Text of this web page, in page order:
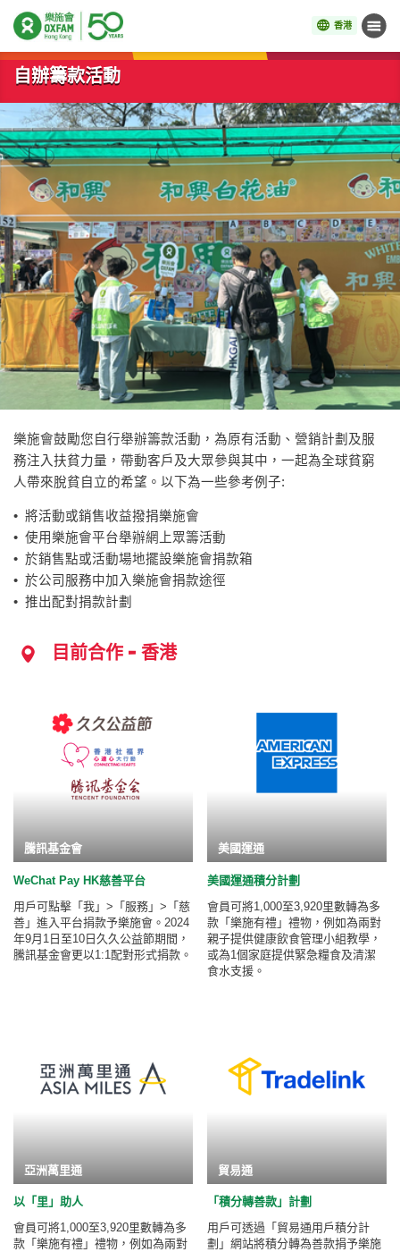
香港 目錄
開始主要內容
自辦籌款活動
樂施會鼓勵您自行舉辦籌款活動，為原有活動、營銷計劃及服
務注入扶貧力量，帶動客戶及大眾參與其中，一起為全球貧窮
人帶來脫貧自立的希望。以下為一些參考例子:
• 將活動或銷售收益撥捐樂施會
• 使用樂施會平台舉辦網上眾籌活動
• 於銷售點或活動場地擺設樂施會捐款箱
• 於公司服務中加入樂施會捐款途徑
• 推出配對捐款計劃
目前合作 - 香港
騰訊基金會
WeChat Pay HK慈善平台
用戶可點擊「我」>「服務」>「慈
善」進入平台捐款予樂施會。2024
年9月1日至10日久久公益節期間，
騰訊基金會更以1:1配對形式捐款。
美國運通
美國運通積分計劃
會員可將1,000至3,920里數轉為多
款「樂施有禮」禮物，例如為兩對
親子提供健康飲食管理小組教學，
或為1個家庭提供緊急糧食及清潔
食水支援。
亞洲萬里通
以「里」助人
會員可將1,000至3,920里數轉為多
款「樂施有禮」禮物，例如為兩對
貿易通
「積分轉善款」計劃
用戶可透過「貿易通用戶積分計
劃」網站將積分轉為善款捐予樂施